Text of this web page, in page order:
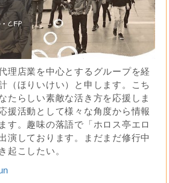
理店業を中心とするグループを経
（ほりいけい）と申します。こち
たらしい素敵な活き方を応援しま
援活動として様々な角度から情報
す。趣味の落語で「ホロス亭エロ
演しております。まだまだ修行中
起こしたい。